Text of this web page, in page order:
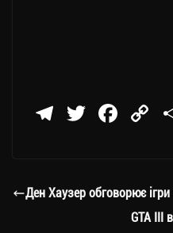
Te
a
T
er
Fa
ok
C
Li
Ден Хаузер обговорює ігри
GTA III